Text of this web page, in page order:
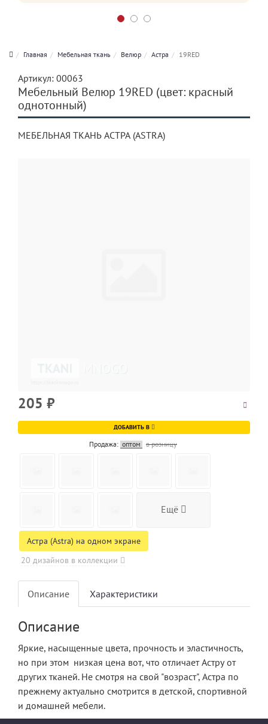
Главная Мебельная ткань Велюр Астра 19RED
Артикул: 00063
Мебельный Велюр 19RED (цвет: красный
однотонный)
МЕБЕЛЬНАЯ ТКАНЬ АСТРА (ASTRA)
205 ₽
ДОБАВИТЬ В
Продажа: оптом в розницу
Ещё
Астра (Astra) на одном экране
20 дизайнов в коллекции
Описание Характеристики
Описание
Яркие, насыщенные цвета, прочность и эластичность,
но при этом низкая цена вот, что отличает Астру от
других тканей. Не смотря на свой "возраст", Астра по
прежнему актуально смотрится в детской, спортивной
и домашней мебели.